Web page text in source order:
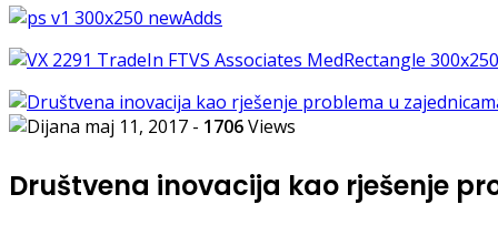
maj 11, 2017 - 1706Views
Društvena inovacija kao rješenje